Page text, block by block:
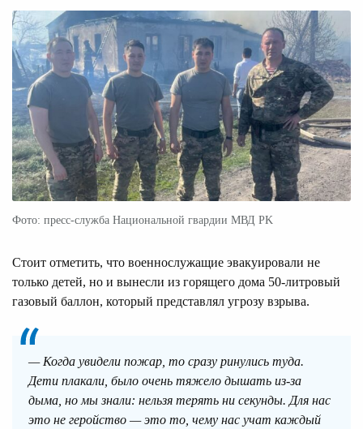
Фото: пресс-служба Национальной гвардии МВД РK
Стоит отметить, что военнослужащие эвакуировали не
только детей, но и вынесли из горящего дома 50-литровый
газовый баллон, который представлял угрозу взрыва.
— Когда увидели пожар, то сразу ринулись туда.
Дети плакали, было очень тяжело дышать из-за
дыма, но мы знали: нельзя терять ни секунды. Для нас
это не геройство — это то, чему нас учат каждый